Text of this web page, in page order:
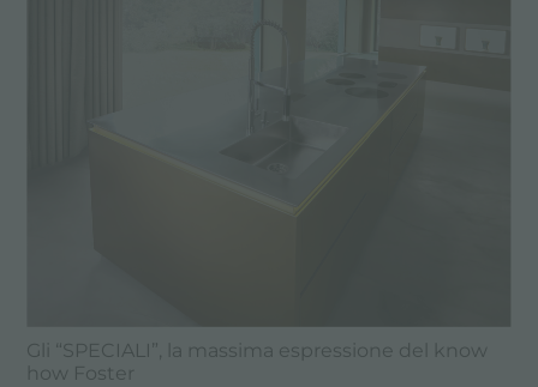
Gli “SPECIALI”, la massima espressione del know
how Foster